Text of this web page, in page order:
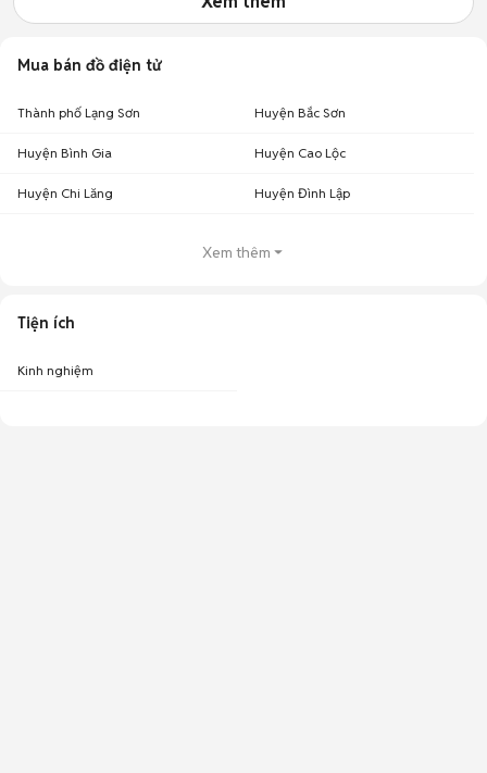
Mua bán đồ điện tử
Thành phố Lạng Sơn Huyện Bắc Sơn
Huyện Bình Gia Huyện Cao Lộc
Huyện Chi Lăng Huyện Đình Lập
Xem thêm
Tiện ích
Kinh nghiệm